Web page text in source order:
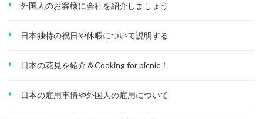
外国人のお客様に会社を紹介しましょう
日本独特の祝日や休暇について説明する
日本の花見を紹介＆Cooking for picnic！
日本の雇用事情や外国人の雇用について